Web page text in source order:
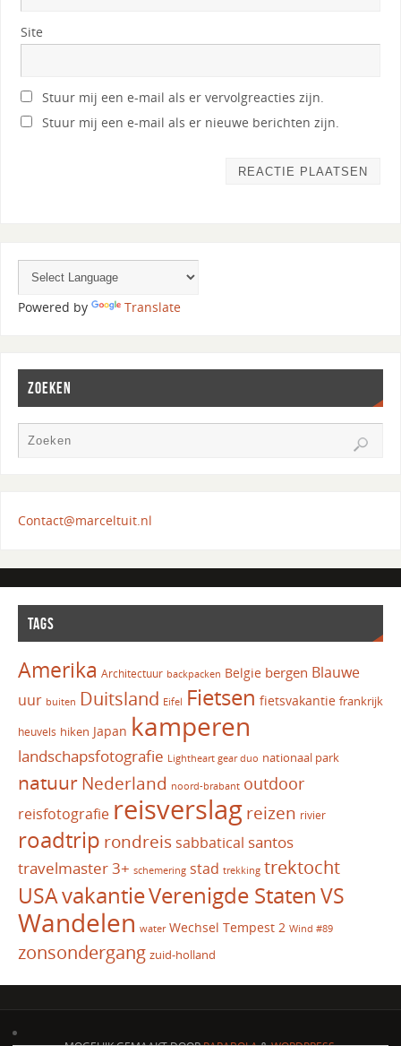
Site
Stuur mij een e-mail als er vervolgreacties zijn.
Stuur mij een e-mail als er nieuwe berichten zijn.
Powered by Translate
ZOEKEN
Contact@marceltuit.nl
TAGS
Amerika Architectuur backpacken Belgie bergen Blauwe
uur buiten Duitsland Eifel Fietsen fietsvakantie frankrijk
heuvels hiken Japan kamperen
landschapsfotografie Lightheart gear duo nationaal park
natuur Nederland noord-brabant outdoor
reisfotografie reisverslag reizen rivier
roadtrip rondreis sabbatical santos
travelmaster 3+ schemering stad trekking trektocht
USAvakantieVerenigde StatenVS
Wandelen water Wechsel Tempest 2 Wind #89
zonsondergang zuid-holland